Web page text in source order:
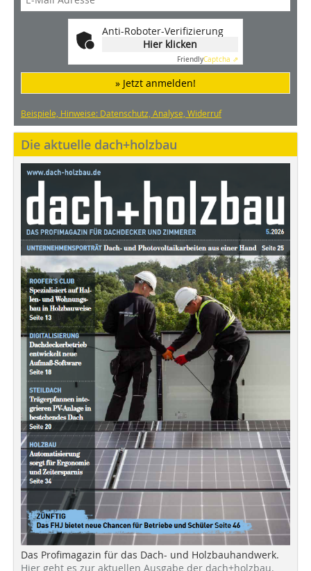
Anti-Roboter-Verifizierung
Hier klicken
FriendlyCaptcha ⇗
» Jetzt anmelden!
Beispiele, Hinweise: Datenschutz, Analyse, Widerruf
Die aktuelle dach+holzbau
Das Profimagazin für das Dach- und Holzbauhandwerk.
Hier geht es zur aktuellen Ausgabe der dach+holzbau.